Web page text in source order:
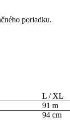
poriadku.
L / XL
91 m
94 cm